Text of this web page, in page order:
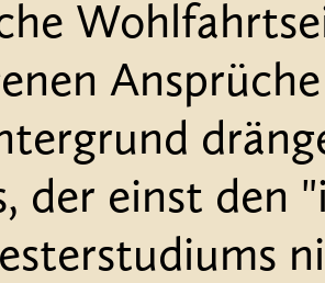
der einst den